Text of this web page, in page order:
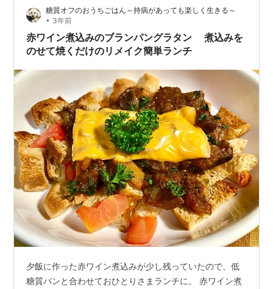
糖質オフのおうちごはん～持病があっても楽しく生きる～
• 3年前
赤ワイン煮込みのブランパングラタン 煮込みを
のせて焼くだけのリメイク簡単ランチ
夕飯に作った赤ワイン煮込みが少し残っていたので、低
糖質パンと合わせておひとりさまランチに。 赤ワイン煮